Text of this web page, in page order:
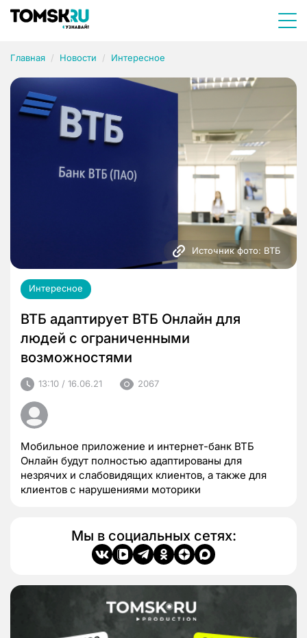
Главная Новости Интересное
Источник фото: ВТБ
Интересное
ВТБ адаптирует ВТБ Онлайн для
людей с ограниченными
возможностями
13:10 / 16.06.21 2067
Мобильное приложение и интернет-банк ВТБ
Онлайн будут полностью адаптированы для
незрячих и слабовидящих клиентов, а также для
клиентов с нарушениями моторики
Мы в социальных сетях: